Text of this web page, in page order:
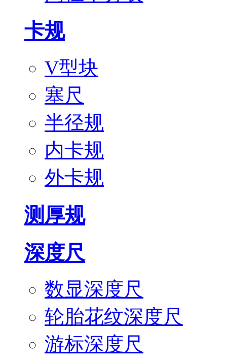
卡规
V型块
塞尺
半径规
内卡规
外卡规
测厚规
深度尺
数显深度尺
轮胎花纹深度尺
游标深度尺